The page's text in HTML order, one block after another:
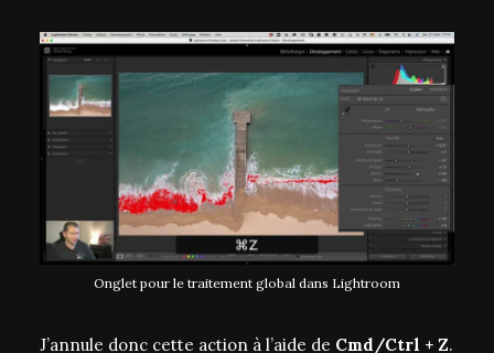
Onglet pour le traitement global dans Lightroom
J’annule donc cette action à l’aide de Cmd/Ctrl + Z.